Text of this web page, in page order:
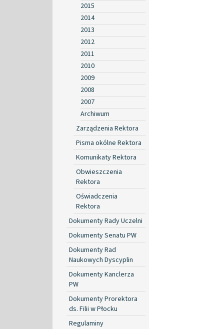
2015
2014
2013
2012
2011
2010
2009
2008
2007
Archiwum
Zarządzenia Rektora
Pisma okólne Rektora
Komunikaty Rektora
Obwieszczenia
Rektora
Oświadczenia
Rektora
Dokumenty Rady Uczelni
Dokumenty Senatu PW
Dokumenty Rad
Naukowych Dyscyplin
Dokumenty Kanclerza
PW
Dokumenty Prorektora
ds. Filii w Płocku
Regulaminy